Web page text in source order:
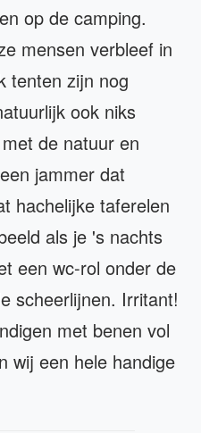
op de camping.
mensen verbleef in
tenten zijn nog
ook niks
de natuur en
jammer dat
hachelijke taferelen
als je 's nachts
een wc-rol onder de
scheerlijnen. Irritant!
met benen vol
wij een hele handige